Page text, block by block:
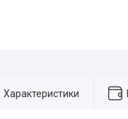
Характеристики